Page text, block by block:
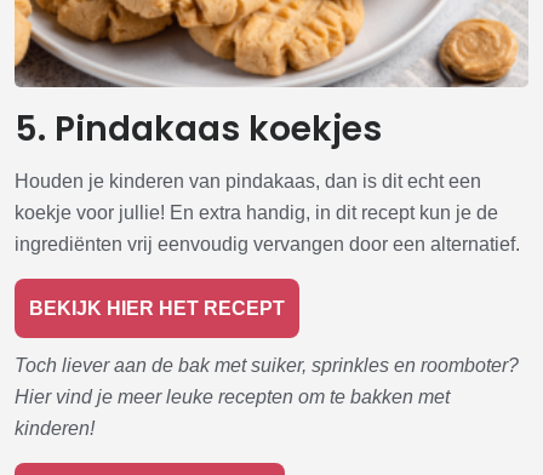
5. Pindakaas koekjes
Houden je kinderen van pindakaas, dan is dit echt een
koekje voor jullie! En extra handig, in dit recept kun je de
ingrediënten vrij eenvoudig vervangen door een alternatief.
BEKIJK HIER HET RECEPT
Toch liever aan de bak met suiker, sprinkles en roomboter?
Hier vind je meer leuke recepten om te bakken met
kinderen!